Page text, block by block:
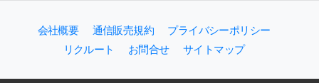
会社概要 通信販売規約
プライバシーポリシー
リクルート
お問合せ サイトマップ